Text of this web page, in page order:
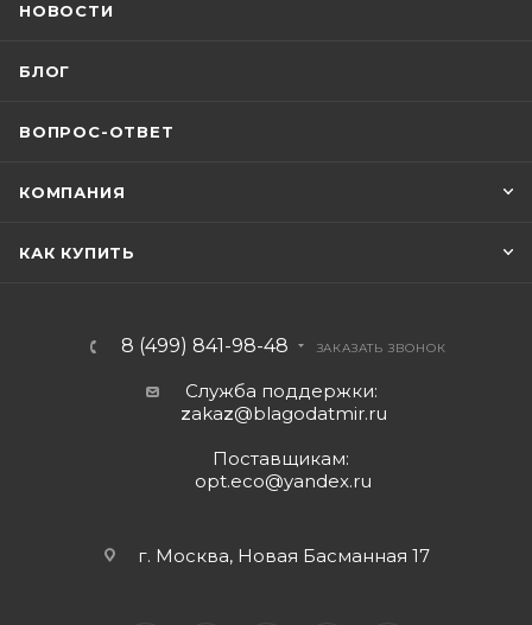
НОВОСТИ
БЛОГ
ВОПРОС-ОТВЕТ
КОМПАНИЯ
КАК КУПИТЬ
8 (499) 841-98-48 ЗАКАЗАТЬ ЗВОНОК
Служба поддержки:
zakaz@blagodatmir.ru
Поставщикам:
opt.eco@yandex.ru
г. Москва, Новая Басманная 17